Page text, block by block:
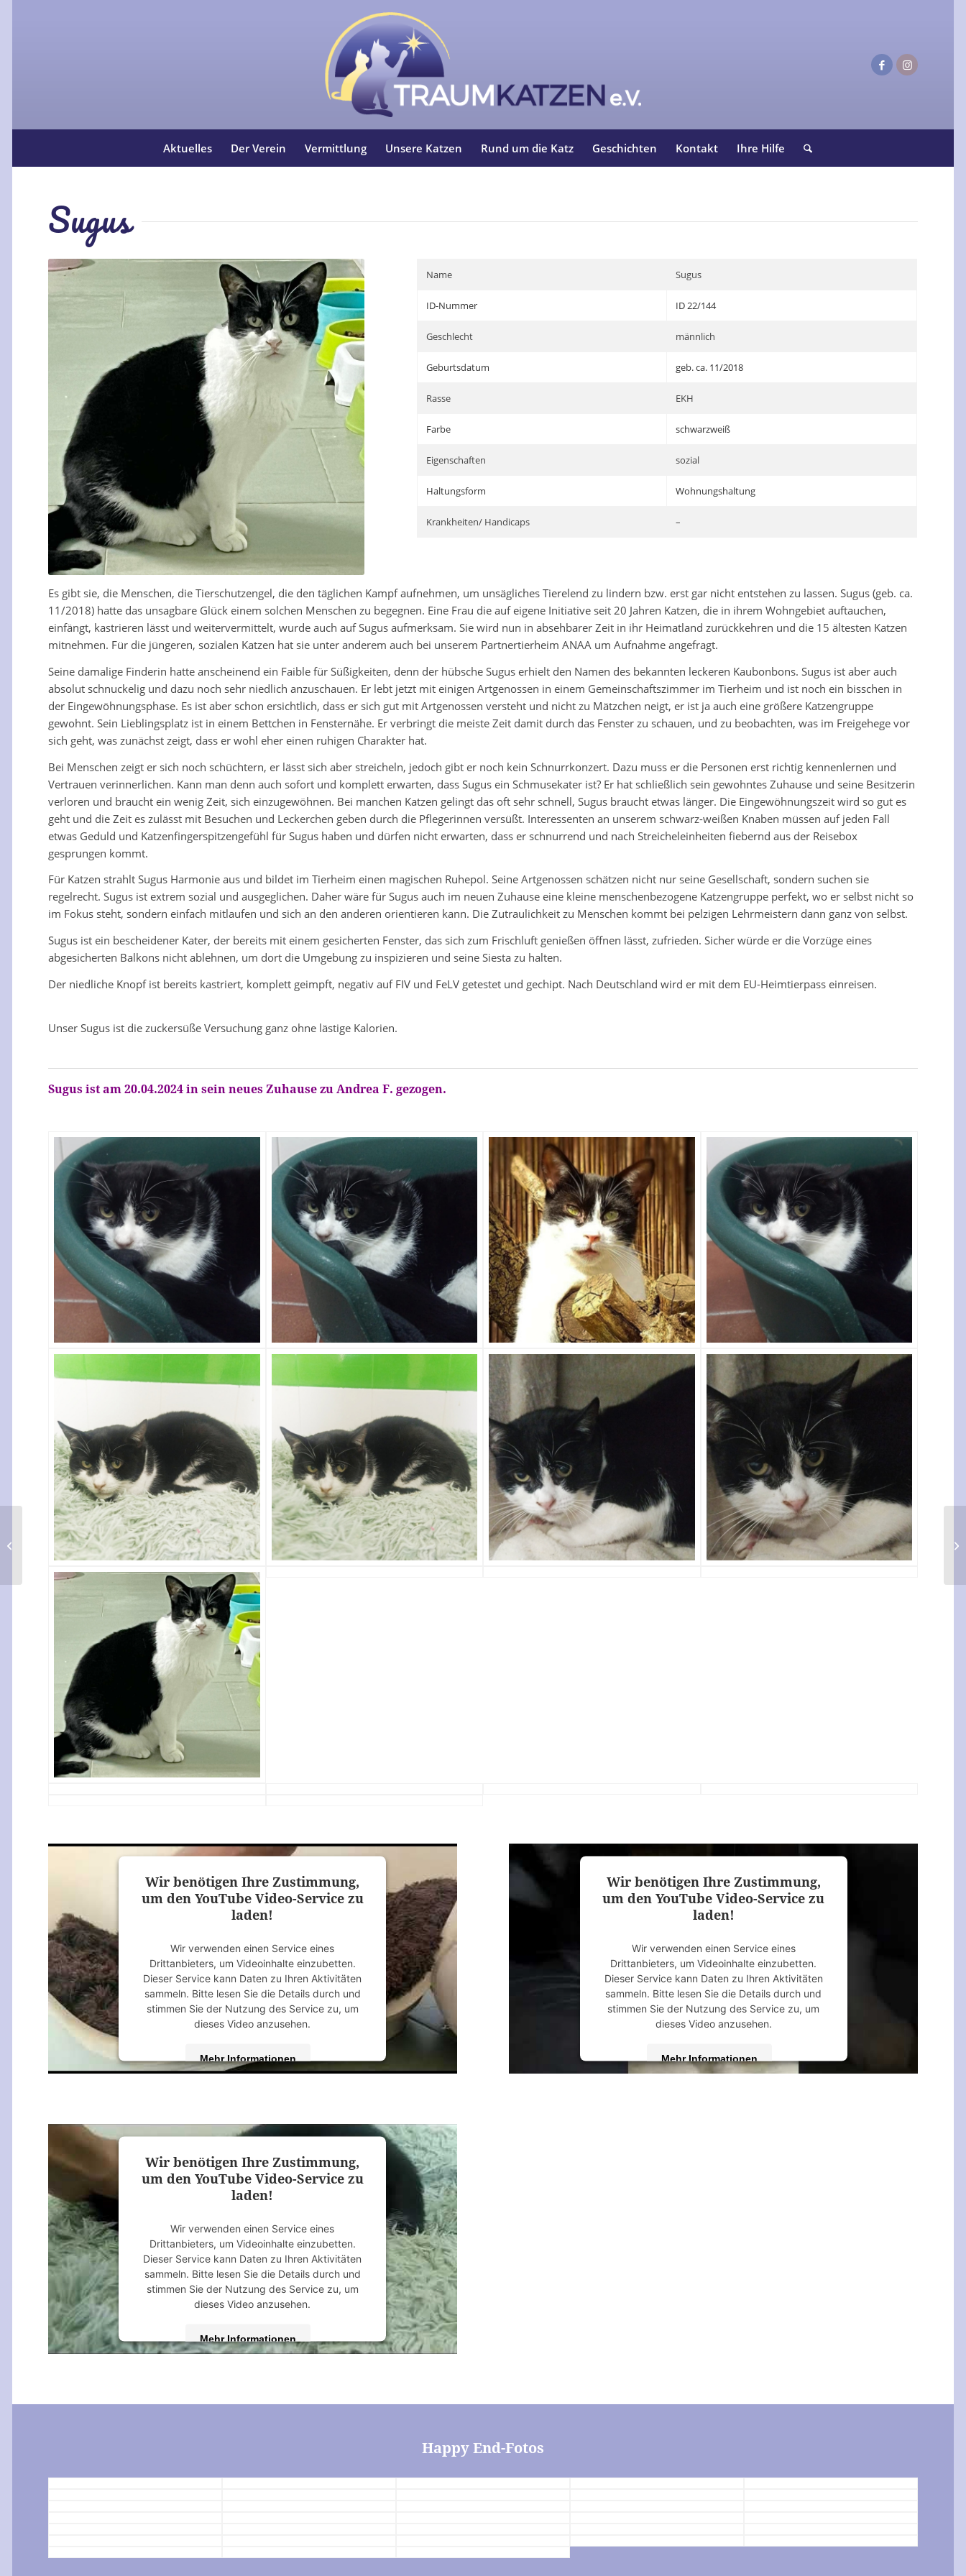
Aktuelles Der Verein Vermittlung Unsere Katzen Rund um die Katz Geschichten Kontakt Ihre Hilfe
Sugus
Name Sugus
ID-Nummer ID 22/144
Geschlecht männlich
Geburtsdatum geb. ca. 11/2018
Rasse EKH
Farbe schwarzweiß
Eigenschaften sozial
Haltungsform Wohnungshaltung
Krankheiten/ Handicaps –
Es gibt sie, die Menschen, die Tierschutzengel, die den täglichen Kampf aufnehmen, um unsägliches Tierelend zu lindern bzw. erst gar nicht entstehen zu lassen. Sugus (geb. ca.
11/2018) hatte das unsagbare Glück einem solchen Menschen zu begegnen. Eine Frau die auf eigene Initiative seit 20 Jahren Katzen, die in ihrem Wohngebiet auftauchen,
einfängt, kastrieren lässt und weitervermittelt, wurde auch auf Sugus aufmerksam. Sie wird nun in absehbarer Zeit in ihr Heimatland zurückkehren und die 15 ältesten Katzen
mitnehmen. Für die jüngeren, sozialen Katzen hat sie unter anderem auch bei unserem Partnertierheim ANAA um Aufnahme angefragt.
Seine damalige Finderin hatte anscheinend ein Faible für Süßigkeiten, denn der hübsche Sugus erhielt den Namen des bekannten leckeren Kaubonbons. Sugus ist aber auch
absolut schnuckelig und dazu noch sehr niedlich anzuschauen. Er lebt jetzt mit einigen Artgenossen in einem Gemeinschaftszimmer im Tierheim und ist noch ein bisschen in
der Eingewöhnungsphase. Es ist aber schon ersichtlich, dass er sich gut mit Artgenossen versteht und nicht zu Mätzchen neigt, er ist ja auch eine größere Katzengruppe
gewohnt. Sein Lieblingsplatz ist in einem Bettchen in Fensternähe. Er verbringt die meiste Zeit damit durch das Fenster zu schauen, und zu beobachten, was im Freigehege vor
sich geht, was zunächst zeigt, dass er wohl eher einen ruhigen Charakter hat.
Bei Menschen zeigt er sich noch schüchtern, er lässt sich aber streicheln, jedoch gibt er noch kein Schnurrkonzert. Dazu muss er die Personen erst richtig kennenlernen und
Vertrauen verinnerlichen. Kann man denn auch sofort und komplett erwarten, dass Sugus ein Schmusekater ist? Er hat schließlich sein gewohntes Zuhause und seine Besitzerin
verloren und braucht ein wenig Zeit, sich einzugewöhnen. Bei manchen Katzen gelingt das oft sehr schnell, Sugus braucht etwas länger. Die Eingewöhnungszeit wird so gut es
geht und die Zeit es zulässt mit Besuchen und Leckerchen geben durch die Pflegerinnen versüßt. Interessenten an unserem schwarz-weißen Knaben müssen auf jeden Fall
etwas Geduld und Katzenfingerspitzengefühl für Sugus haben und dürfen nicht erwarten, dass er schnurrend und nach Streicheleinheiten fiebernd aus der Reisebox
gesprungen kommt.
Für Katzen strahlt Sugus Harmonie aus und bildet im Tierheim einen magischen Ruhepol. Seine Artgenossen schätzen nicht nur seine Gesellschaft, sondern suchen sie
regelrecht. Sugus ist extrem sozial und ausgeglichen. Daher wäre für Sugus auch im neuen Zuhause eine kleine menschenbezogene Katzengruppe perfekt, wo er selbst nicht so
im Fokus steht, sondern einfach mitlaufen und sich an den anderen orientieren kann. Die Zutraulichkeit zu Menschen kommt bei pelzigen Lehrmeistern dann ganz von selbst.
Sugus ist ein bescheidener Kater, der bereits mit einem gesicherten Fenster, das sich zum Frischluft genießen öffnen lässt, zufrieden. Sicher würde er die Vorzüge eines
abgesicherten Balkons nicht ablehnen, um dort die Umgebung zu inspizieren und seine Siesta zu halten.
Der niedliche Knopf ist bereits kastriert, komplett geimpft, negativ auf FIV und FeLV getestet und gechipt. Nach Deutschland wird er mit dem EU-Heimtierpass einreisen.
Unser Sugus ist die zuckersüße Versuchung ganz ohne lästige Kalorien.
Sugus ist am 20.04.2024 in sein neues Zuhause zu Andrea F. gezogen.
Wir benötigen Ihre Zustimmung,
um den YouTube Video-Service zu
laden!
Wir verwenden einen Service eines
Drittanbieters, um Videoinhalte einzubetten.
Dieser Service kann Daten zu Ihren Aktivitäten
sammeln. Bitte lesen Sie die Details durch und
stimmen Sie der Nutzung des Service zu, um
dieses Video anzusehen.
Mehr Informationen
powered byUsercentrics Consent Management
Platform&eRecht24
Wir benötigen Ihre Zustimmung,
um den YouTube Video-Service zu
laden!
Wir verwenden einen Service eines
Drittanbieters, um Videoinhalte einzubetten.
Dieser Service kann Daten zu Ihren Aktivitäten
sammeln. Bitte lesen Sie die Details durch und
stimmen Sie der Nutzung des Service zu, um
dieses Video anzusehen.
Mehr Informationen
Wir benötigen Ihre Zustimmung,
um den YouTube Video-Service zu
laden!
Wir verwenden einen Service eines
Drittanbieters, um Videoinhalte einzubetten.
Dieser Service kann Daten zu Ihren Aktivitäten
sammeln. Bitte lesen Sie die Details durch und
stimmen Sie der Nutzung des Service zu, um
dieses Video anzusehen.
Mehr Informationen
powered byUsercentrics Consent Management
Happy End-Fotos
Boroviska